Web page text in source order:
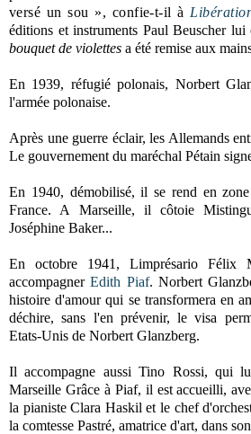
versé un sou », confie-t-il à
éditions et instruments Paul Beuscher
bouquet de violettes a été remise aux
En 1939, réfugié polonais, Norbert
l'armée polonaise.
Après une guerre éclair, les Allemands
Le gouvernement du maréchal Pétain
En 1940, démobilisé, il se rend en
France. A Marseille, il côtoie
Joséphine Baker...
En octobre 1941, Limprésario Félix
accompagnerEdith Piaf. Norbert
histoire d'amour qui se transformera en
déchire, sans l'en prévenir, le visa
Etats-Unis de Norbert Glanzberg.
Il accompagne aussi Tino Rossi, qui
Marseille Grâce à Piaf, il est accueilli,
la pianiste Clara Haskil et le chef
la comtesse Pastré, amatrice d'art, dans